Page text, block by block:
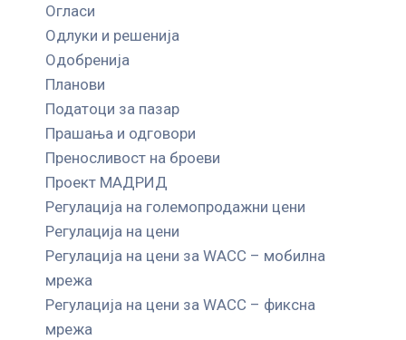
Огласи
Одлуки и решенија
Одобренија
Планови
Податоци за пазар
Прашања и одговори
Преносливост на броеви
Проект МАДРИД
Регулација на големопродажни цени
Регулација на цени
Регулација на цени за WACC – мобилна
мрежа
Регулација на цени за WACC – фиксна
мрежа